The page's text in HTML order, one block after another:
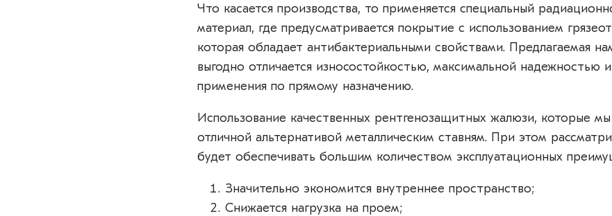
Что касается производства, то применяется специальный
материал, где предусматривается покрытие с использованием
которая обладает антибактериальными свойствами. Предлагаемая
выгодно отличается износостойкостью, максимальной надежностью
применения по прямому назначению.
Использование качественных рентгенозащитных жалюзи, которые мы
отличной альтернативой металлическим ставням. При этом
будет обеспечивать большим количеством эксплуатационных
Значительно экономится внутреннее пространство;
Снижается нагрузка на проем;